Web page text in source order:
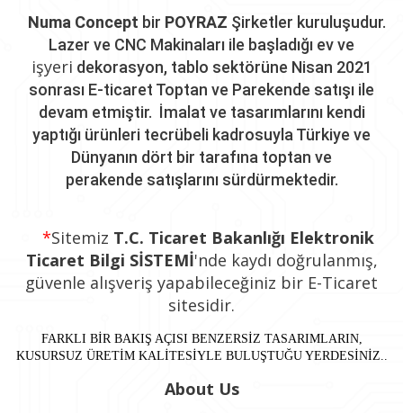
Numa Concept bir POYRAZ Şirketler kuruluşudur.
Lazer ve CNC Makinaları ile başladığı evve
işyeri dekorasyon, tablo sektörüne Nisan 2021
sonrası E-ticaret Toptan ve Parekende satışı ile
devam etmiştir. İmalat ve tasarımlarını kendi
yaptığı ürünleri tecrübeli kadrosuyla Türkiye ve
Dünyanın dört bir tarafına toptan ve
perakende satışlarını sürdürmektedir.
*Sitemiz T.C. Ticaret Bakanlığı Elektronik
Ticaret Bilgi SİSTEMİ'nde kaydı doğrulanmış,
güvenle alışveriş yapabileceğiniz bir E-Ticaret
sitesidir.
FARKLI BİR BAKIŞ AÇISI BENZERSİZ TASARIMLARIN,
KUSURSUZ ÜRETİM KALİTESİYLE BULUŞTUĞU YERDESİNİZ..
About Us